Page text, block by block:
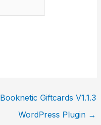
Booknetic Giftcards V1.1.3
WordPress Plugin →